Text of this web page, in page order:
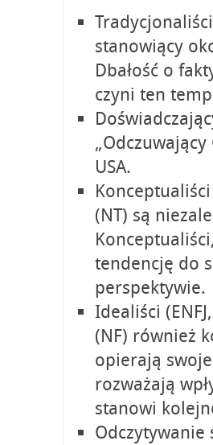
Tradycjonaliści
stanowiący
Dbałość o
czyni ten
USA.
Konceptualiści
(NT) są
tendencję do
perspektywie.
Idealiści
(NF) również
opierają
rozważają
stanowi
Odczytywanie